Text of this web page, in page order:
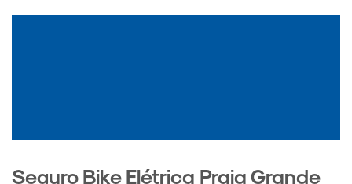
Seguro Bike Elétrica Praia Grande